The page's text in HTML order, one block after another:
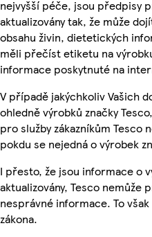
nejvyšší péče, jsou předpisy
aktualizovány tak, že může
obsahu živin, dietetických
měli přečíst etiketu na
informace poskytnuté na
V případě jakýchkoliv Vašich
ohledně výrobků značky
pro služby zákazníkům Tesco
pokdu se nejedná o výrobek
I přesto, že jsou informace o
aktualizovány, Tesco
nesprávné informace. To
zákona.